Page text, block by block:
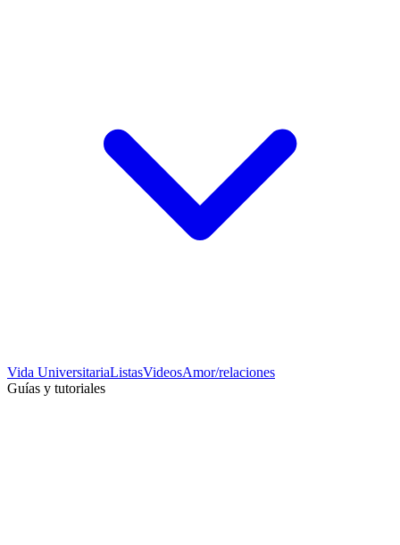
Vida UniversitariaListasVideosAmor/relaciones
Guías y tutoriales